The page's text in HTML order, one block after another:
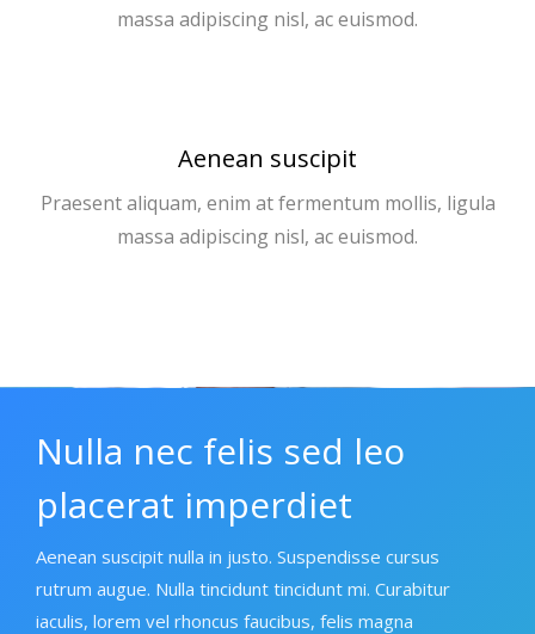
massa adipiscing nisl, ac euismod.
Aenean suscipit
Praesent aliquam, enim at fermentum mollis, ligula
massa adipiscing nisl, ac euismod.
Nulla nec felis sed leo
placerat imperdiet
Aenean suscipit nulla in justo. Suspendisse cursus
rutrum augue. Nulla tincidunt tincidunt mi. Curabitur
iaculis, lorem vel rhoncus faucibus, felis magna